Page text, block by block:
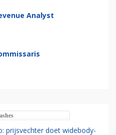
Analyst
prijsvechter doet widebody-